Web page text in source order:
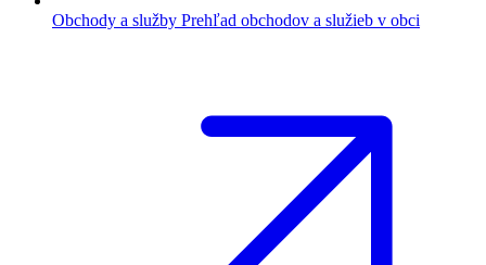
Obchody a služby Prehľad obchodov a služieb v obci